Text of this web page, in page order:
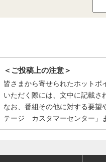
＜ご投稿上の注意＞
皆さまから寄せられたホットボ
いただく際には、文中に記載さ
なお、番組その他に対する要望
テージ カスタマーセンター」